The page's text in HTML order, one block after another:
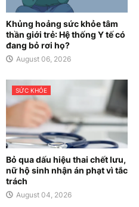
Khủng hoảng sức khỏe tâm
thần giới trẻ: Hệ thống Y tế có
đang bỏ rơi họ?
August 06, 2026
SỨC KHỎE
Bỏ qua dấu hiệu thai chết lưu,
nữ hộ sinh nhận án phạt vì tắc
trách
August 04, 2026